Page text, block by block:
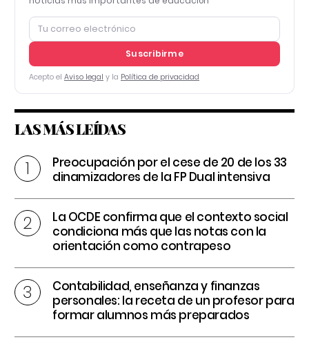
Suscribirme
Acepto el Aviso legal y la Política de privacidad
LAS MÁS LEÍDAS
Preocupación por el cese de 20 de los 33
dinamizadores de la FP Dual intensiva
La OCDE confirma que el contexto social
condiciona más que las notas con la
orientación como contrapeso
Contabilidad, enseñanza y finanzas
personales: la receta de un profesor para
formar alumnos más preparados